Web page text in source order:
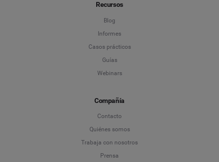
Recursos
Blog
Informes
Casos prácticos
Guías
Webinars
Compañía
Contacto
Quiénes somos
Trabaja con nosotros
Prensa